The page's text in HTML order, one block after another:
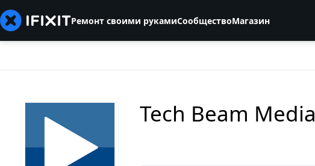
Ремонт своими рукамиСообществоМагазин
Tech Beam Media